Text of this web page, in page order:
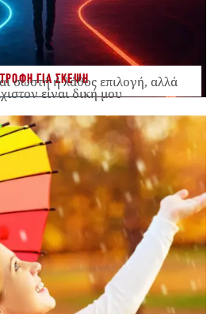
ΤΡΟΦΗ ΓΙΑ ΣΚΕΨΗ
σωστή ή λάθος επιλογή, αλλά
είναι δική μου